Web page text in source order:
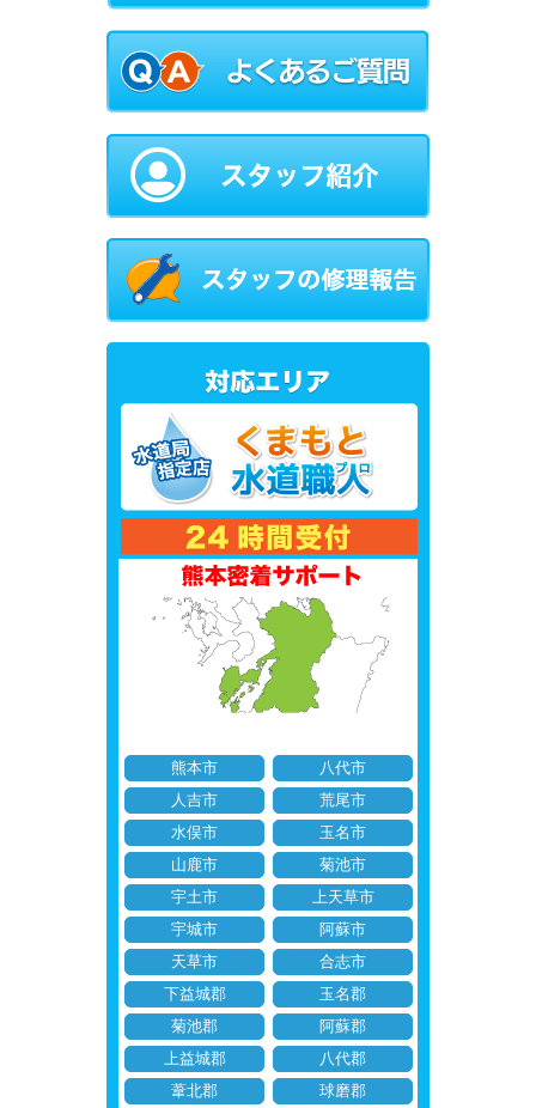
熊本市
八代市
人吉市
荒尾市
水俣市
玉名市
山鹿市
菊池市
宇土市
上天草市
宇城市
阿蘇市
天草市
合志市
下益城郡
玉名郡
菊池郡
阿蘇郡
上益城郡
八代郡
葦北郡
球磨郡